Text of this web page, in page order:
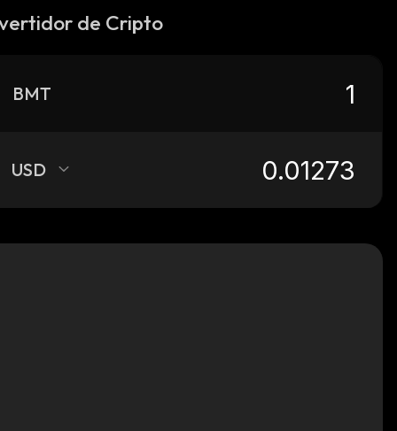
de Cripto
BMT
USD